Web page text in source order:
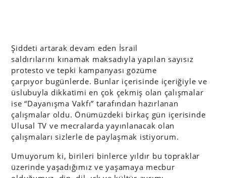
Şiddeti artarak devam eden İsrail
saldırılarını kınamak maksadıyla yapılan sayısız
protesto ve tepki kampanyası gözüme
çarpıyor bugünlerde. Bunlar içerisinde içeriğiyle ve
üslubuyla dikkatimi en çok çekmiş olan çalışmalar
ise “Dayanışma Vakfı” tarafından hazırlanan
çalışmalar oldu. Önümüzdeki birkaç gün içerisinde
Ulusal TV ve mecralarda yayınlanacak olan
çalışmaları sizlerle de paylaşmak istiyorum.
Umuyorum ki, birileri binlerce yıldır bu topraklar
üzerinde yaşadığımız ve yaşamaya mecbur